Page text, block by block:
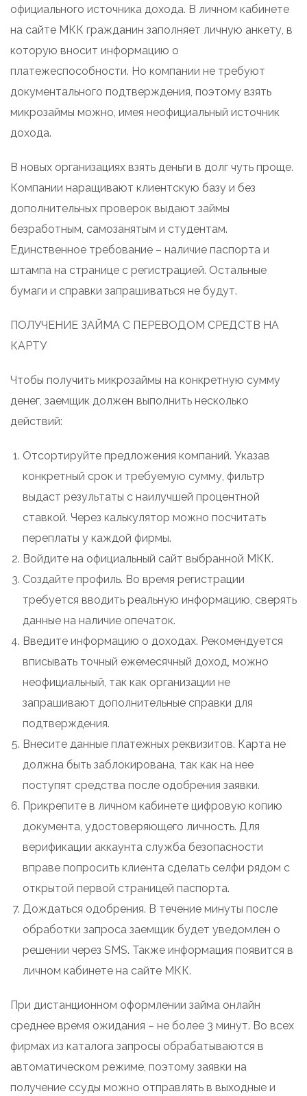
официального источника дохода. В личном кабинете
на сайте МКК гражданин заполняет личную анкету, в
которую вносит информацию о
платежеспособности. Но компании не требуют
документального подтверждения, поэтому взять
микрозаймы можно, имея неофициальный источник
дохода.
В новых организациях взять деньги в долг чуть проще.
Компании наращивают клиентскую базу и без
дополнительных проверок выдают займы
безработным, самозанятым и студентам.
Единственное требование – наличие паспорта и
штампа на странице с регистрацией. Остальные
бумаги и справки запрашиваться не будут.
ПОЛУЧЕНИЕ ЗАЙМА С ПЕРЕВОДОМ СРЕДСТВ НА
КАРТУ
Чтобы получить микрозаймы на конкретную сумму
денег, заемщик должен выполнить несколько
действий:
Отсортируйте предложения компаний. Указав
конкретный срок и требуемую сумму, фильтр
выдаст результаты с наилучшей процентной
ставкой. Через калькулятор можно посчитать
переплаты у каждой фирмы.
Войдите на официальный сайт выбранной МКК.
Создайте профиль. Во время регистрации
требуется вводить реальную информацию, сверять
данные на наличие опечаток.
Введите информацию о доходах. Рекомендуется
вписывать точный ежемесячный доход, можно
неофициальный, так как организации не
запрашивают дополнительные справки для
подтверждения.
Внесите данные платежных реквизитов. Карта не
должна быть заблокирована, так как на нее
поступят средства после одобрения заявки.
Прикрепите в личном кабинете цифровую копию
документа, удостоверяющего личность. Для
верификации аккаунта служба безопасности
вправе попросить клиента сделать селфи рядом с
открытой первой страницей паспорта.
Дождаться одобрения. В течение минуты после
обработки запроса заемщик будет уведомлен о
решении через SMS. Также информация появится в
личном кабинете на сайте МКК.
При дистанционном оформлении займа онлайн
среднее время ожидания – не более 3 минут. Во всех
фирмах из каталога запросы обрабатываются в
автоматическом режиме, поэтому заявки на
получение ссуды можно отправлять в выходные и